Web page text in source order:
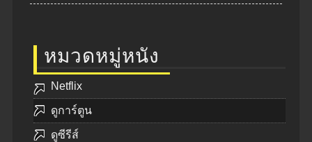
หมวดหมู่หนัง
Netflix
ดูการ์ตูน
ดูซีรีส์